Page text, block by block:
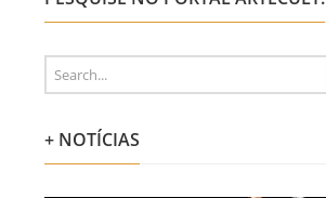
+ NOTÍCIAS